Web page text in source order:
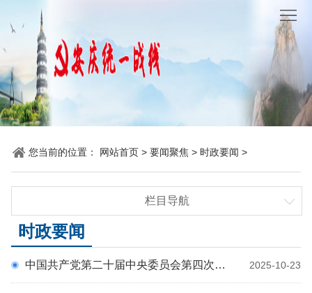
站
首
页
要
闻
聚
统
战
各
您当前的位置： 网站首页 > 要闻聚焦 > 时政要闻 >
栏目导航
统战要闻
省市要闻
时政要闻
2025-10-23
中国共产党第二十届中央委员会第四次全体会议公报